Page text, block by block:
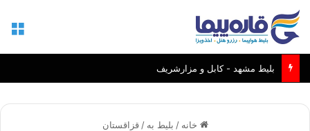
بلیط مشهد - کابل و مزارشریف
خانه / بلیط به / قزاقستان